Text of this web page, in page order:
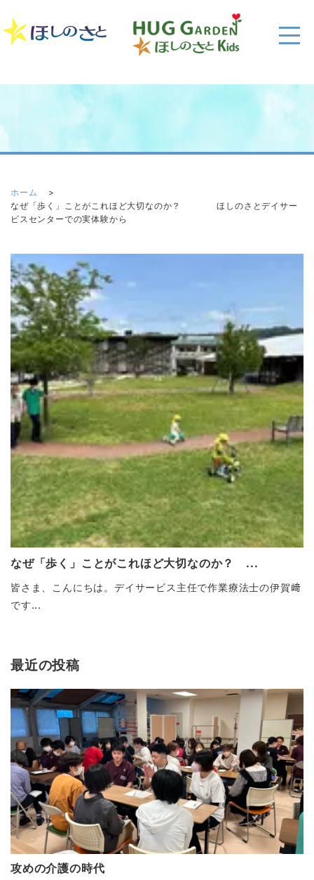
ホーム
なぜ「歩く」ことがこれほど大切なのか？ ほしのさとデイサー
ビスセンターでの実体験から
なぜ「歩く」ことがこれほど大切なのか？ ...
皆さま、こんにちは。デイサービス主任で作業療法士の伊賀﨑
です...
最近の投稿
攻めの介護の時代